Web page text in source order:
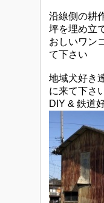
沿線側の耕
坪を埋め立
おしいワン
て下さい
地域犬好き
に来て下さ
DIY & 鉄道